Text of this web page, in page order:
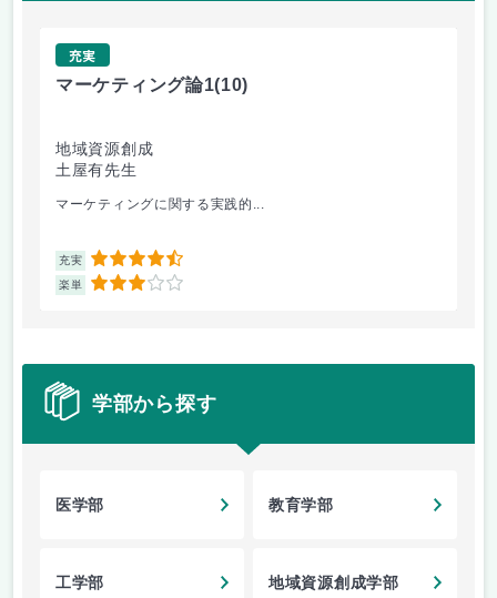
充実
マーケティング論1(10)
地域資源創成
土屋有先生
マーケティングに関する実践的...
充実 4.5
楽単 3
学部から探す
医学部 教育学部
工学部 地域資源創成学部